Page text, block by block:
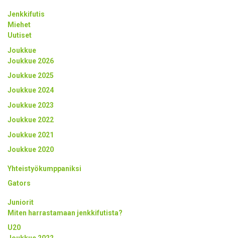
Jenkkifutis
Miehet
Uutiset
Joukkue
Joukkue 2026
Joukkue 2025
Joukkue 2024
Joukkue 2023
Joukkue 2022
Joukkue 2021
Joukkue 2020
Yhteistyökumppaniksi
Gators
Juniorit
Miten harrastamaan jenkkifutista?
U20